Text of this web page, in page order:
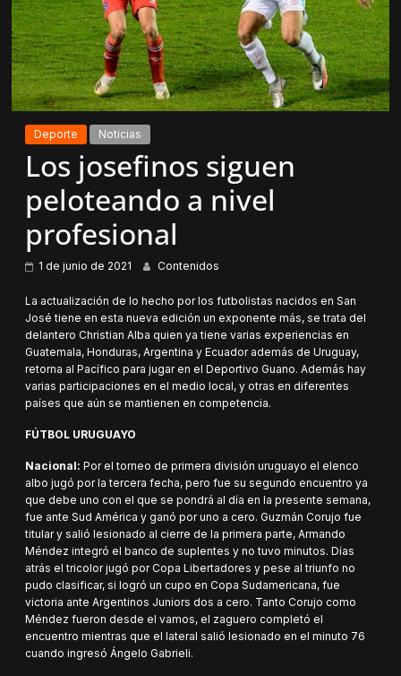
Deporte Noticias
Los josefinos siguen
peloteando a nivel
profesional
1 de junio de 2021 Contenidos
La actualización de lo hecho por los futbolistas nacidos en San
José tiene en esta nueva edición un exponente más, se trata del
delantero Christian Alba quien ya tiene varias experiencias en
Guatemala, Honduras, Argentina y Ecuador además de Uruguay,
retorna al Pacífico para jugar en el Deportivo Guano. Además hay
varias participaciones en el medio local, y otras en diferentes
países que aún se mantienen en competencia.
FÚTBOL URUGUAYO
Nacional: Por el torneo de primera división uruguayo el elenco
albo jugó por la tercera fecha, pero fue su segundo encuentro ya
que debe uno con el que se pondrá al día en la presente semana,
fue ante Sud América y ganó por uno a cero. Guzmán Corujo fue
titular y salió lesionado al cierre de la primera parte, Armando
Méndez integró el banco de suplentes y no tuvo minutos. Días
atrás el tricolor jugó por Copa Libertadores y pese al triunfo no
pudo clasificar, si logró un cupo en Copa Sudamericana, fue
victoria ante Argentinos Juniors dos a cero. Tanto Corujo como
Méndez fueron desde el vamos, el zaguero completó el
encuentro mientras que el lateral salió lesionado en el minuto 76
cuando ingresó Ángelo Gabrieli.